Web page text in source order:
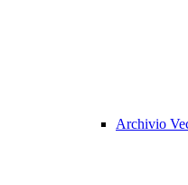
Archivio